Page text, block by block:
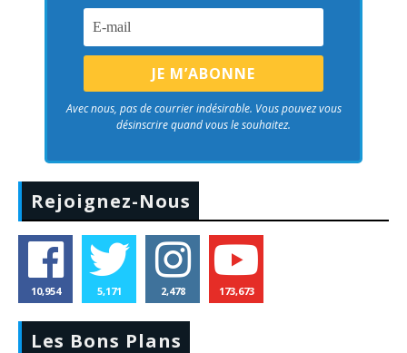
Avec nous, pas de courrier indésirable. Vous pouvez vous
désinscrire quand vous le souhaitez.
Rejoignez-Nous
10,954 5,171 2,478 173,673
Les Bons Plans